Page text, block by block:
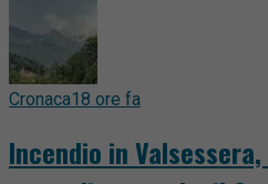
Cronaca18 ore fa
Incendio in